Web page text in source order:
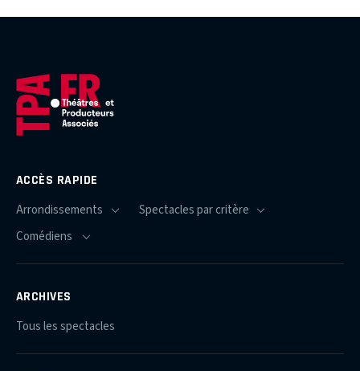
ACCÈS RAPIDE
ARCHIVES
Tous les spectacles